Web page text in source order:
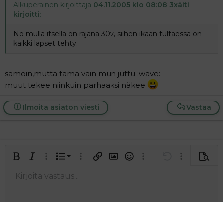
Alkuperäinen kirjoittaja 04.11.2005 klo 08:08 3xäiti
kirjoitti:
No mulla itsellä on rajana 30v, siihen ikään tultaessa on
kaikki lapset tehty.
samoin,mutta tämä vain mun juttu :wave:
muut tekee niinkuin parhaaksi näkee
Vastaa
Ilmoita asiaton viesti
LihavoituKursivoitu
Laajennettuun editoriin…
Lista
Järjestetty lista
Laajennettuun editoriin…
Lisää hyperlinkki
Lisää kuva
HymiötLaajennettuun
Kumoa
Fontin koko
9
Tekstiväri
KirjasintyyliArial
Yliviivaa
Tasaus Tasaa vasemmalle
Paragraph format
Normal
LainausLisää video/media
Lisää taulukko
Insert horizontal line
Tee uudelleen
BBCode-näkymä
Poista muotoilu
Luonnokset
Kirjoita vastaus...